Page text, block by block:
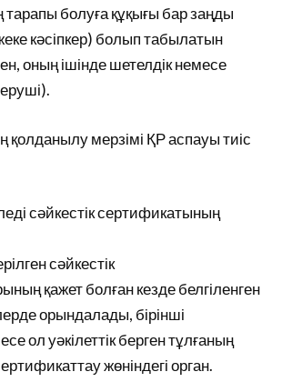
болуға құқығы бар заңды
кәсіпкер) болып табылатын
оның ішінде шетелдік немесе
мерзімі ҚР аспауы тиіс
сәйкестік сертификатының
сәйкестік
қажет болған кезде белгіленген
орындалады, бірінші
ол уәкілеттік берген тұлғаның
жөніндегі орган.